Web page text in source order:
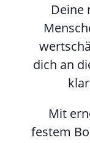
Deine
dich an
Mit
festem